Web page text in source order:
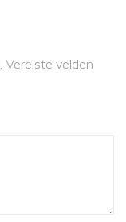
Vereiste velden